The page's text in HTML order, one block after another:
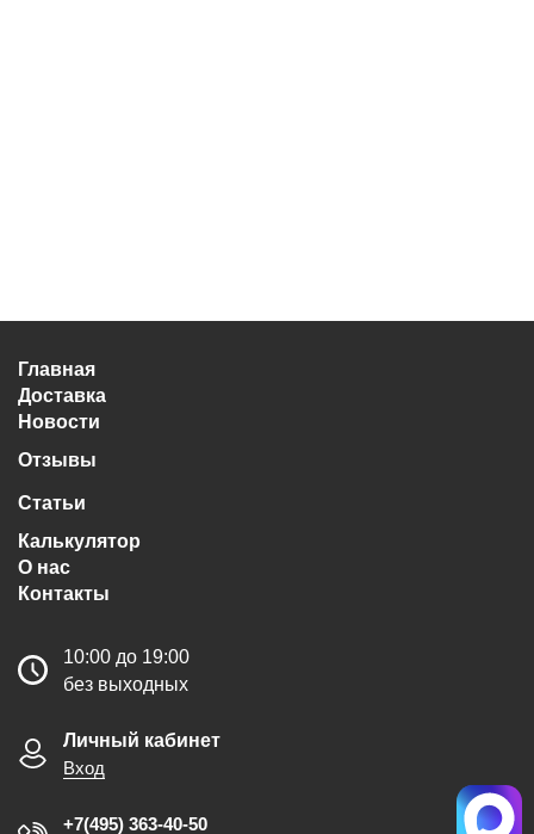
Главная
Доставка
Новости
Отзывы
Статьи
Калькулятор
О нас
Контакты
10:00 до 19:00
без выходных
Личный кабинет
Вход
+7(495) 363-40-50